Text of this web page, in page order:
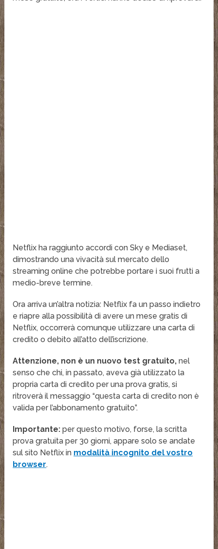
Netflix ha raggiunto accordi con Sky e Mediaset,
dimostrando una vivacità sul mercato dello
streaming online che potrebbe portare i suoi frutti a
medio-breve termine.
Ora arriva un’altra notizia: Netflix fa un passo indietro
e riapre alla possibilità di avere un mese gratis di
Netflix, occorrerà comunque utilizzare una carta di
credito o debito all’atto dell’iscrizione.
Attenzione, non è un nuovo test gratuito, nel
senso che chi, in passato, aveva già utilizzato la
propria carta di credito per una prova gratis, si
ritroverà il messaggio “questa carta di credito non è
valida per l’abbonamento gratuito”.
Importante: per questo motivo, forse, la scritta
prova gratuita per 30 giorni, appare solo se andate
sul sito Netflix in modalità incognito del vostro
browser.